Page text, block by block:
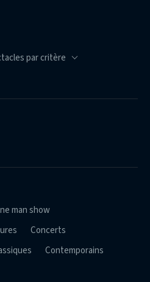
man show
Concerts
Contemporains